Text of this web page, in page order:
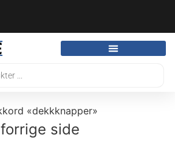
«dekkknapper»
side